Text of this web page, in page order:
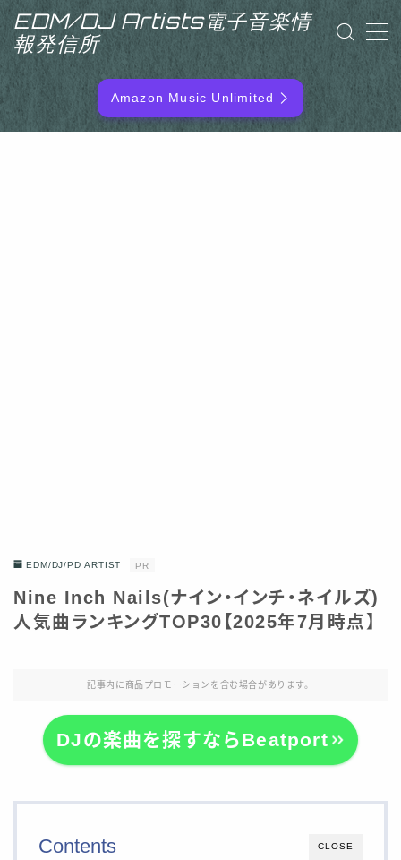
EDM/DJ Artists電子音楽情
報発信所
MENU
EDM/DJ/PD ARTIST
Amazon Music Unlimited
EDM/DJ/PD ARTIST PR
Nine Inch Nails(ナイン・インチ・ネイルズ)
人気曲ランキングTOP30【2025年7月時点】
記事内に商品プロモーションを含む場合があります。
DJの楽曲を探すならBeatport
CLOSE
Contents